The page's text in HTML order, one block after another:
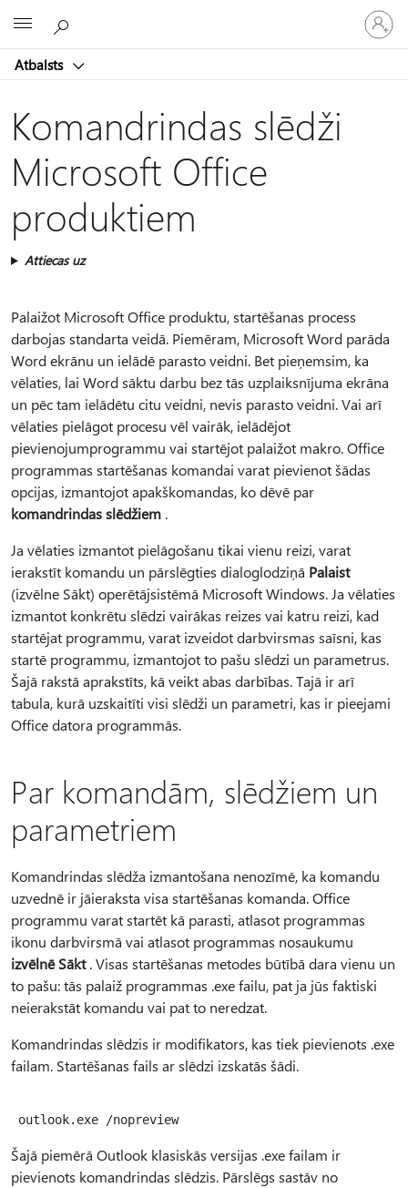
Atbalsts
savā
kontā
Komandrindas slēdži
Microsoft Office
produktiem
Attiecas uz
Palaižot Microsoft Office produktu, startēšanas process
darbojas standarta veidā. Piemēram, Microsoft Word parāda
Word ekrānu un ielādē parasto veidni. Bet pieņemsim, ka
vēlaties, lai Word sāktu darbu bez tās uzplaiksnījuma ekrāna
un pēc tam ielādētu citu veidni, nevis parasto veidni. Vai arī
vēlaties pielāgot procesu vēl vairāk, ielādējot
pievienojumprogrammu vai startējot palaižot makro. Office
programmas startēšanas komandai varat pievienot šādas
opcijas, izmantojot apakškomandas, ko dēvē par
komandrindas slēdžiem .
Ja vēlaties izmantot pielāgošanu tikai vienu reizi, varat
ierakstīt komandu un pārslēgties dialoglodziņā Palaist
(izvēlne Sākt) operētājsistēmā Microsoft Windows. Ja vēlaties
izmantot konkrētu slēdzi vairākas reizes vai katru reizi, kad
startējat programmu, varat izveidot darbvirsmas saīsni, kas
startē programmu, izmantojot to pašu slēdzi un parametrus.
Šajā rakstā aprakstīts, kā veikt abas darbības. Tajā ir arī
tabula, kurā uzskaitīti visi slēdži un parametri, kas ir pieejami
Office datora programmās.
Par komandām, slēdžiem un
parametriem
Komandrindas slēdža izmantošana nenozīmē, ka komandu
uzvednē ir jāieraksta visa startēšanas komanda. Office
programmu varat startēt kā parasti, atlasot programmas
ikonu darbvirsmā vai atlasot programmas nosaukumu
izvēlnē Sākt. Visas startēšanas metodes būtībā dara vienu un
to pašu: tās palaiž programmas .exe failu, pat ja jūs faktiski
neierakstāt komandu vai pat to neredzat.
Komandrindas slēdzis ir modifikators, kas tiek pievienots .exe
failam. Startēšanas fails ar slēdzi izskatās šādi.
Šajā piemērā Outlook klasiskās versijas .exe failam ir
pievienots komandrindas slēdzis. Pārslēgs sastāv no